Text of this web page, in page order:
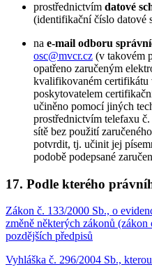
prostřednictvím datové
(identifikační číslo datové
na e-mail odboru
osc@mvcr.cz (v takovém
opatřeno zaručeným
kvalifikovaném certifikátu
poskytovatelem
učiněno pomocí jiných
prostřednictvím telefaxu
sítě bez použití
potvrdit, tj. učinit jej
podobě podepsané
17. Podle kterého
Zákon č. 133/2000 Sb., o
změně některých zákonů
pozdějších předpisů
Vyhláška č. 296/2004 Sb.,